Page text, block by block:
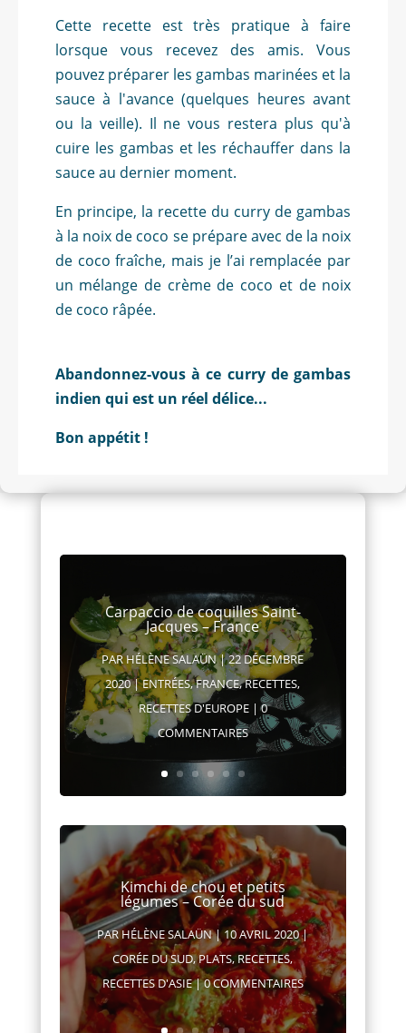
Cette recette est très pratique à faire
lorsque vous recevez des amis. Vous
pouvez préparer les gambas marinées et la
sauce à l'avance (quelques heures avant
ou la veille). Il ne vous restera plus qu'à
cuire les gambas et les réchauffer dans la
sauce au dernier moment.
En principe, la recette du curry de gambas
à la noix de coco se prépare avec de la noix
de coco fraîche, mais je l’ai remplacée par
un mélange de crème de coco et de noix
de coco râpée.
Abandonnez-vous à ce curry de gambas
indien qui est un réel délice...
Bon appétit !
Carpaccio de coquilles Saint-
Jacques – France
PARHÉLÈNE SALAÜN|22 DÉCEMBRE
2020|ENTRÉES,FRANCE,RECETTES,
RECETTES D'EUROPE| 0
COMMENTAIRES
Kimchi de chou et petits
légumes – Corée du sud
PARHÉLÈNE SALAÜN|10 AVRIL 2020|
CORÉE DU SUD,PLATS,RECETTES,
RECETTES D'ASIE| 0 COMMENTAIRES